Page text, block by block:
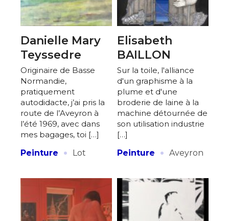
Danielle Mary
Teyssedre
Originaire de Basse
Normandie,
pratiquement
autodidacte, j’ai pris la
route de l’Aveyron à
l’été 1969, avec dans
mes bagages, toi […]
Peinture
· Lot
Elisabeth
BAILLON
Sur la toile, l'alliance
d'un graphisme à la
plume et d'une
broderie de laine à la
machine détournée de
son utilisation industrie
[…]
Peinture
· Aveyron